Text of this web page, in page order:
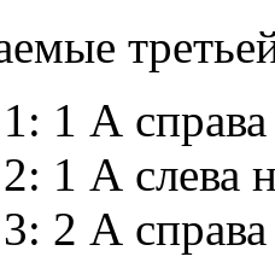
1 А
1 А слева
2 А